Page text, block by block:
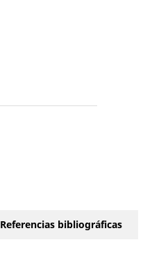
Referencias bibliográficas